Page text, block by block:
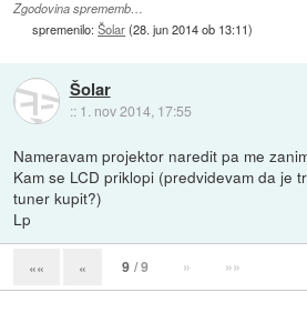
Zgodovina sprememb…
spremenilo:Šolar(28. jun 2014 ob 13:11)
Šolar
:: 1. nov 2014, 17:55
Nameravam projektor naredit pa me
Kam se LCD priklopi (predvidevam da je
tuner kupit?)
Lp
«« « 9 / 9 » »»